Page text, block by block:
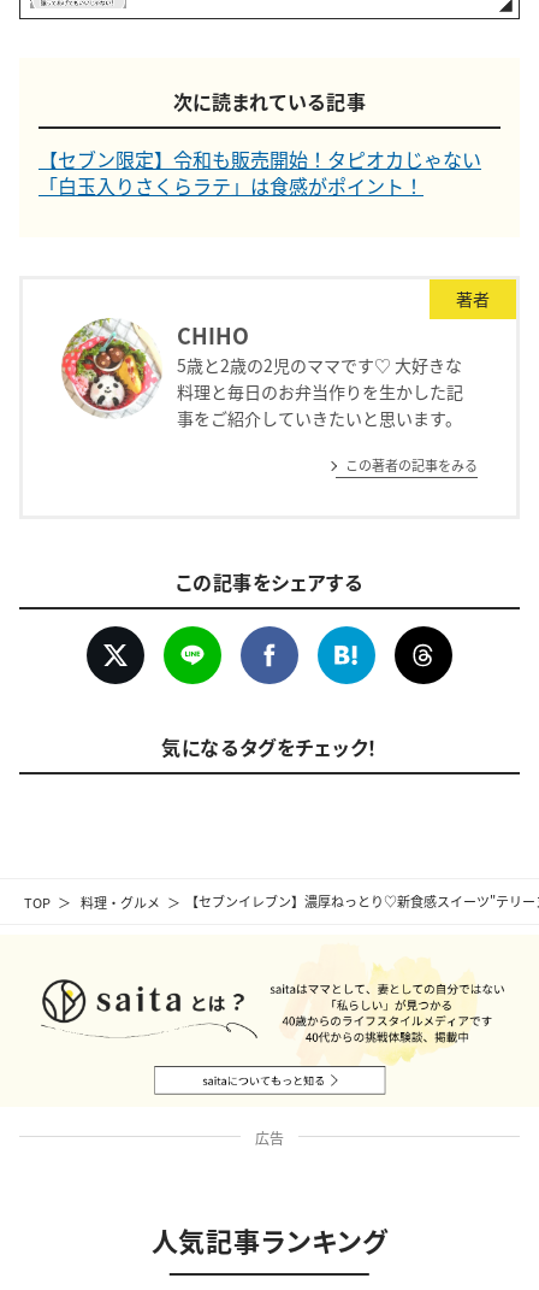
TOP 料理・グルメ 【セブンイレブン】濃厚ねっとり♡新食感スイーツ"テリ
次に読まれている記事
【セブン限定】令和も販売開始！タピオカじゃない
「白玉入りさくらラテ」は食感がポイント！
著者
CHIHO
5歳と2歳の2児のママです♡ 大好きな
料理と毎日のお弁当作りを生かした記
事をご紹介していきたいと思います。
この著者の記事をみる
この記事をシェアする
気になるタグをチェック！
広告
人気記事ランキング